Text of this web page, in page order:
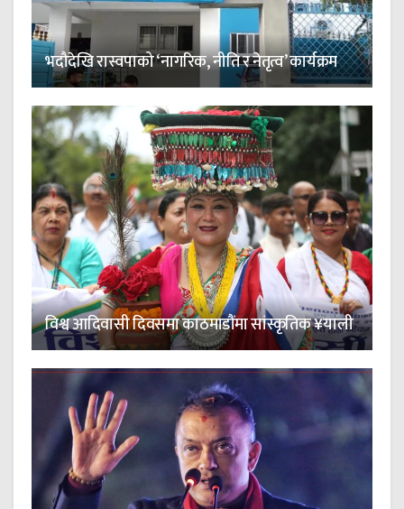
भदौदेखि रास्वपाको ‘नागरिक, नीति र नेतृत्व’ कार्यक्रम
विश्व आदिवासी दिवसमा काठमाडौंमा सांस्कृतिक ¥याली